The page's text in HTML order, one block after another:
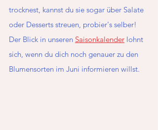
trocknest, kannst du sie sogar über Salate
oder Desserts streuen, probier's selber!
Der Blick in unseren Saisonkalender lohnt
sich, wenn du dich noch genauer zu den
Blumensorten im Juni informieren willst.